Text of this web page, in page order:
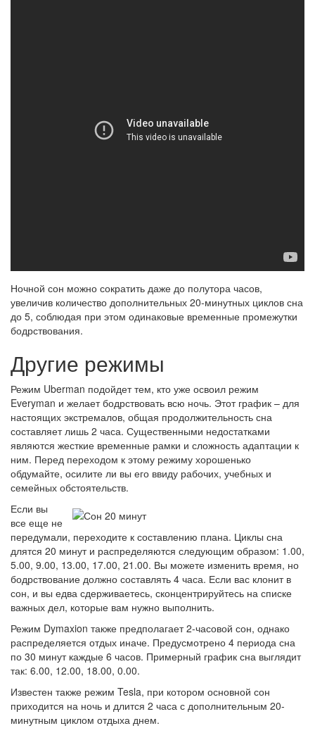
Ночной сон можно сократить даже до полутора часов,
увеличив количество дополнительных 20-минутных циклов сна
до 5, соблюдая при этом одинаковые временные промежутки
бодрствования.
Другие режимы
Режим Uberman подойдет тем, кто уже освоил режим
Everyman и желает бодрствовать всю ночь. Этот график – для
настоящих экстремалов, общая продолжительность сна
составляет лишь 2 часа. Существенными недостатками
являются жесткие временные рамки и сложность адаптации к
ним. Перед переходом к этому режиму хорошенько
обдумайте, осилите ли вы его ввиду рабочих, учебных и
семейных обстоятельств.
Если вы
все еще не
передумали, переходите к составлению плана. Циклы сна
длятся 20 минут и распределяются следующим образом: 1.00,
5.00, 9.00, 13.00, 17.00, 21.00. Вы можете изменить время, но
бодрствование должно составлять 4 часа. Если вас клонит в
сон, и вы едва сдерживаетесь, сконцентрируйтесь на списке
важных дел, которые вам нужно выполнить.
Режим Dymaxion также предполагает 2-часовой сон, однако
распределяется отдых иначе. Предусмотрено 4 периода сна
по 30 минут каждые 6 часов. Примерный график сна выглядит
так: 6.00, 12.00, 18.00, 0.00.
Известен также режим Tesla, при котором основной сон
приходится на ночь и длится 2 часа с дополнительным 20-
минутным циклом отдыха днем.